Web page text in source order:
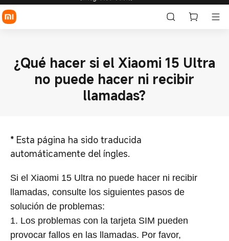
¿Qué hacer si el Xiaomi 15 Ultra
no puede hacer ni recibir
llamadas?
* Esta página ha sido traducida
automáticamente del íngles.
Si el Xiaomi 15 Ultra no puede hacer ni recibir
llamadas, consulte los siguientes pasos de
solución de problemas:
1. Los problemas con la tarjeta SIM pueden
provocar fallos en las llamadas. Por favor,